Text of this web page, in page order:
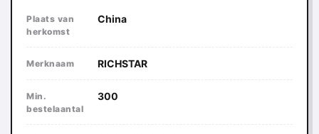
Plaats van
herkomst
China
Merknaam RICHSTAR
Min.
bestelaantal
300